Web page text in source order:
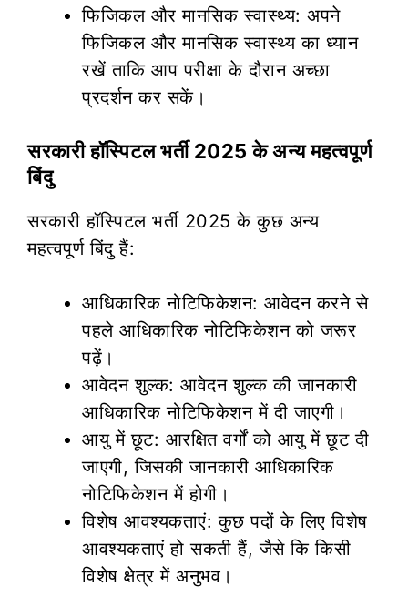
फिजिकल और मानसिक स्वास्थ्य: अपने
फिजिकल और मानसिक स्वास्थ्य का ध्यान
रखें ताकि आप परीक्षा के दौरान अच्छा
प्रदर्शन कर सकें।
सरकारी हॉस्पिटल भर्ती 2025 के अन्य महत्वपूर्ण
बिंदु
सरकारी हॉस्पिटल भर्ती 2025 के कुछ अन्य
महत्वपूर्ण बिंदु हैं:
आधिकारिक नोटिफिकेशन: आवेदन करने से
पहले आधिकारिक नोटिफिकेशन को जरूर
पढ़ें।
आवेदन शुल्क: आवेदन शुल्क की जानकारी
आधिकारिक नोटिफिकेशन में दी जाएगी।
आयु में छूट: आरक्षित वर्गों को आयु में छूट दी
जाएगी, जिसकी जानकारी आधिकारिक
नोटिफिकेशन में होगी।
विशेष आवश्यकताएं: कुछ पदों के लिए विशेष
आवश्यकताएं हो सकती हैं, जैसे कि किसी
विशेष क्षेत्र में अनुभव।